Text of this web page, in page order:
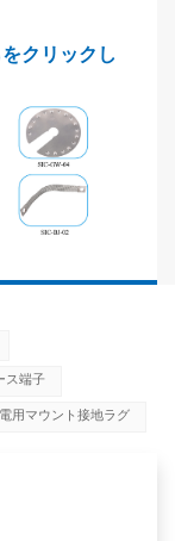
クリックし
ス端子
用マウント接地ラグ